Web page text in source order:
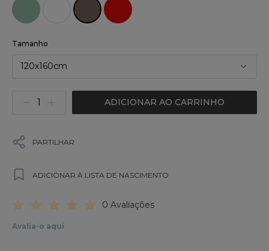
Tamanho
120x160cm
ADICIONAR AO CARRINHO
PARTILHAR
ADICIONAR À LISTA DE NASCIMENTO
0 Avaliações
Avalia-o aqui